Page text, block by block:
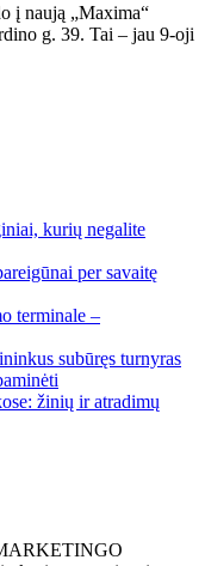
į naują „Maxima“
g. 39. Tai – jau 9-oji
kurių negalite
per savaitę
terminale –
subūręs turnyras
žinių ir atradimų